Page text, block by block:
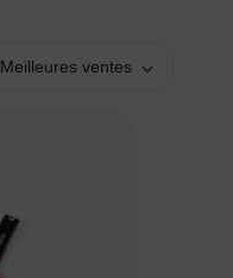
Meilleures ventes